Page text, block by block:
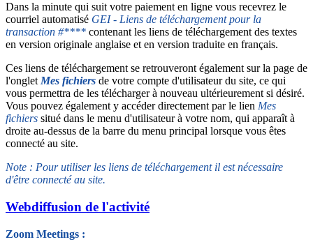
Dans la minute qui suit votre paiement en ligne vous recevrez le
courriel automatisé GEI - Liens de téléchargement pour la
transaction #**** contenant les liens de téléchargement des textes
en version originale anglaise et en version traduite en français.
Ces liens de téléchargement se retrouveront également sur la page de
l'onglet Mes fichiers de votre compte d'utilisateur du site, ce qui
vous permettra de les télécharger à nouveau ultérieurement si désiré.
Vous pouvez également y accéder directement par le lien Mes
fichiers situé dans le menu d'utilisateur à votre nom, qui apparaît à
droite au-dessus de la barre du menu principal lorsque vous êtes
connecté au site.
Note : Pour utiliser les liens de téléchargement il est nécessaire
d'être connecté au site.
Webdiffusion de l'activité
Zoom Meetings :